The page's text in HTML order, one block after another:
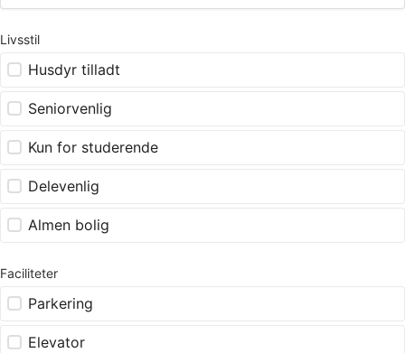
Livsstil
Husdyr tilladt
Seniorvenlig
Kun for studerende
Delevenlig
Almen bolig
Faciliteter
Parkering
Elevator